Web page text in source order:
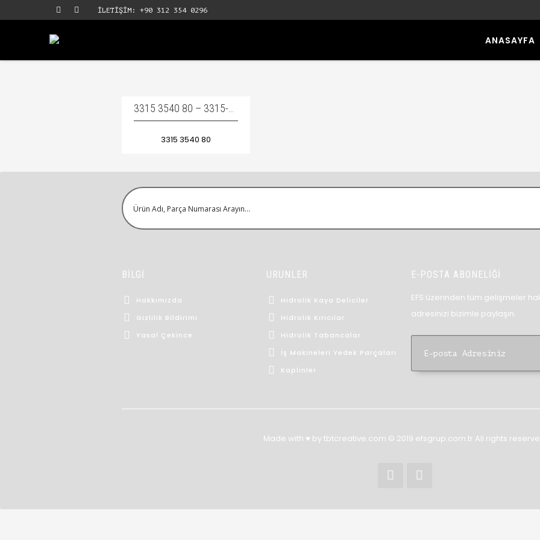
İLETİŞİM: +90 312 354 0296
ANASAYFA
3315 3540 80
BİLGİ
Hakkımızda
Gizlilik Bildirimi
Yasal Çekince
ÜRÜNLER
Hidrolik Kaya Deliciler
Hidrolik Kırıcılar
Hidrolik Tabancalar
İş Makineleri Yedek Parçaları
Kaplinler
E-POSTA ABONELİĞİ
EFS üzerinden tüm gelişmeler
adresinizi bizimle paylaşın.
Made with ♥ by tbtcreative.com © 2019 efsgrup.com.tr All rights